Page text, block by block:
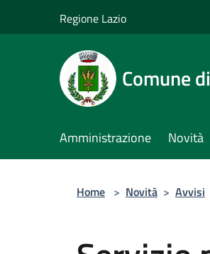
Regione Lazio
Comune
Amministrazione Novità
Home > Novità > Avvisi